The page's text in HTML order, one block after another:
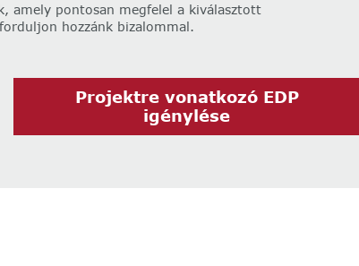
amely pontosan megfelel a kiválasztott
hozzánk bizalommal.
Projektre vonatkozó EDP
igénylése